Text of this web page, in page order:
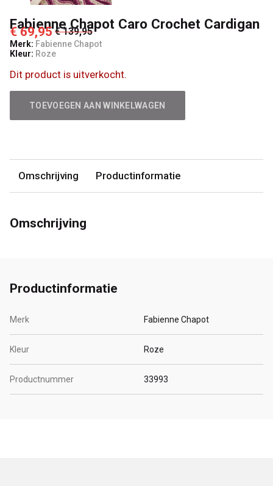
Fabienne Chapot Caro Crochet Cardigan
€ 69,95 € 139,95
Merk: Fabienne Chapot
Kleur: Roze
Dit product is uitverkocht.
TOEVOEGEN AAN WINKELWAGEN
Omschrijving Productinformatie
Omschrijving
Productinformatie
Merk Fabienne Chapot
Kleur Roze
Productnummer 33993